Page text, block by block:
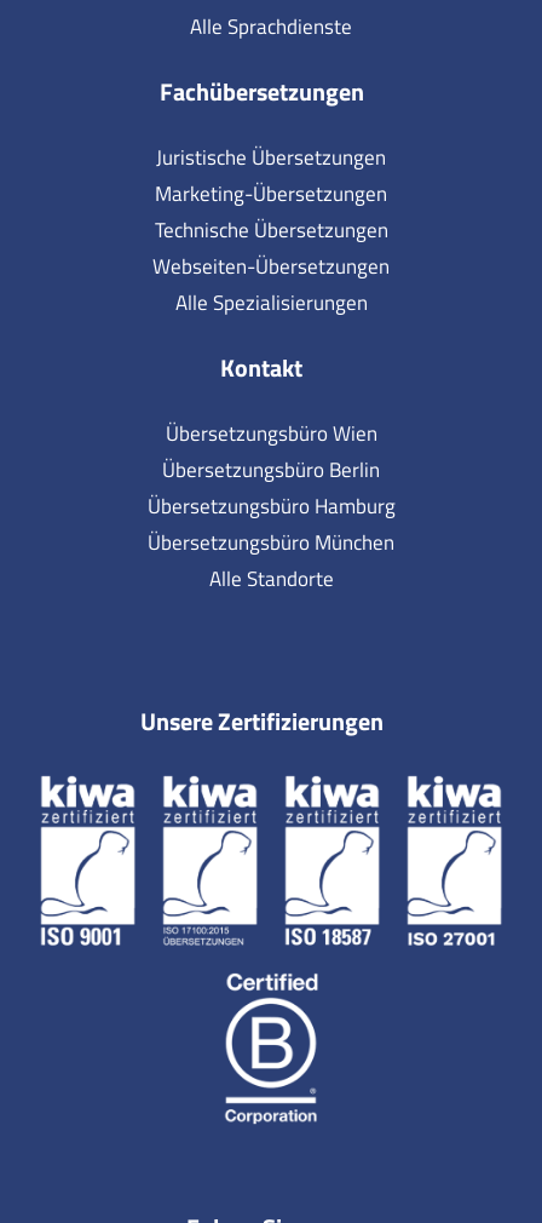
Alle Sprachdienste
Fachübersetzungen
Juristische Übersetzungen
Marketing-Übersetzungen
Technische Übersetzungen
Webseiten-Übersetzungen
Alle Spezialisierungen
Kontakt
Übersetzungsbüro Wien
Übersetzungsbüro Berlin
Übersetzungsbüro Hamburg
Übersetzungsbüro München
Alle Standorte
Unsere Zertifizierungen